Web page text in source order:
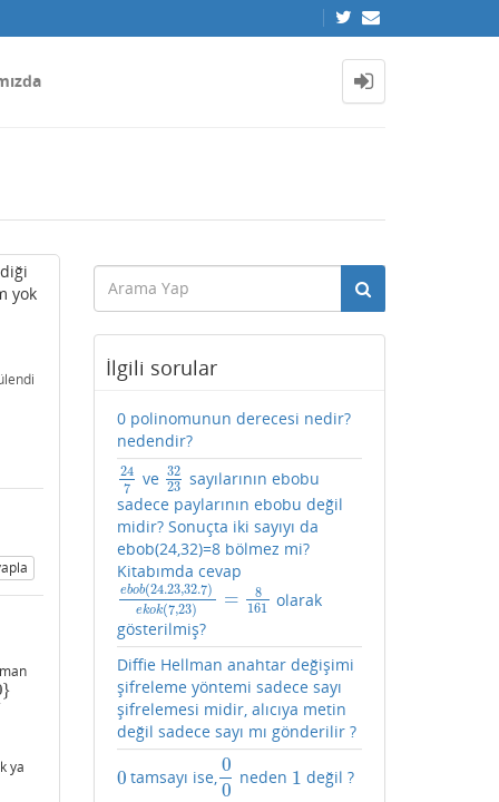
yok
}
ya
İlgili sorular
0 polinomunun derecesi nedir?
nedendir?
24
7
247ve 32
23
3223sayılarının ebobu
sadece paylarının ebobu değil
midir? Sonuçta iki sayıyı da
ebob(24,32)=8 bölmez mi?
Kitabımda cevap
ebob(24.23,32.7)
ekok(7,23) =
8
161
ebob(24.23,32.7)ekok 7,23)=8
olarak
gösterilmiş?
Diffie Hellman anahtar değişimi
şifreleme yöntemi sadece sayı
şifrelemesi midir, alıcıya metin
değil sadece sayı mı gönderilir ?
0
0 tamsayı ise,
0
0
00 neden 1
1 değil ?